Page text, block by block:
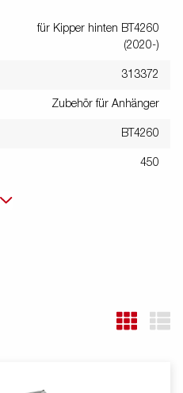
für Kipper hinten BT4260
(2020-)
313372
Zubehör für Anhänger
BT4260
450